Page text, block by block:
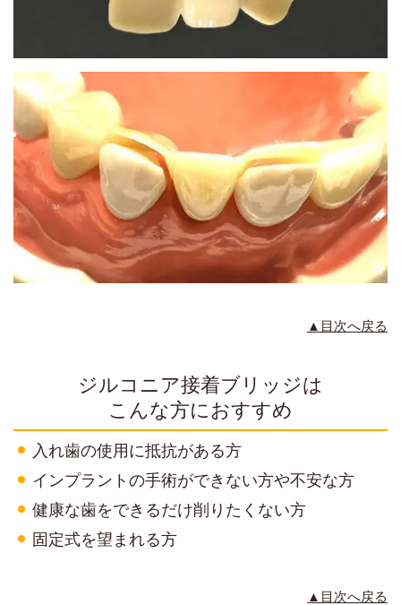
▲目次へ戻る
ジルコニア接着ブリッジは
こんな方におすすめ
入れ歯の使用に抵抗がある方
インプラントの手術ができない方や不安な方
健康な歯をできるだけ削りたくない方
固定式を望まれる方
▲目次へ戻る